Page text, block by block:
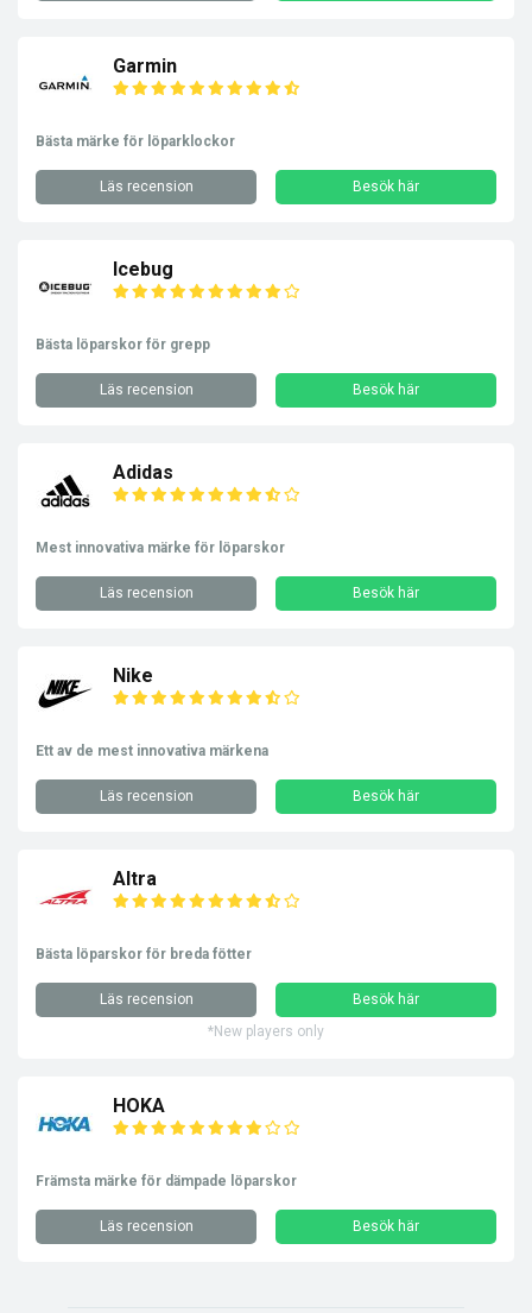
Garmin
Bästa märke för löparklockor
Läs recension Besök här
Icebug
Bästa löparskor för grepp
Läs recension Besök här
Adidas
Mest innovativa märke för löparskor
Läs recension Besök här
Nike
Ett av de mest innovativa märkena
Läs recension Besök här
Altra
Bästa löparskor för breda fötter
Läs recension
Besök här
*New players only
HOKA
Främsta märke för dämpade löparskor
Läs recension Besök här